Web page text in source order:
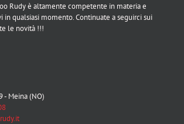
Rudy è altamente competente in materia e
in qualsiasi momento. Continuate a seguirci sui
le novità !!!
- Meina (NO)